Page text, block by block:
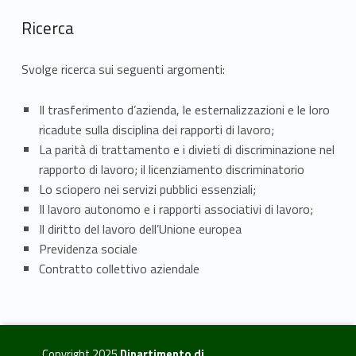
Ricerca
Svolge ricerca sui seguenti argomenti:
Il trasferimento d’azienda, le esternalizzazioni e le loro
ricadute sulla disciplina dei rapporti di lavoro;
La parità di trattamento e i divieti di discriminazione nel
rapporto di lavoro; il licenziamento discriminatorio
Lo sciopero nei servizi pubblici essenziali;
Il lavoro autonomo e i rapporti associativi di lavoro;
Il diritto del lavoro dell’Unione europea
Previdenza sociale
Contratto collettivo aziendale